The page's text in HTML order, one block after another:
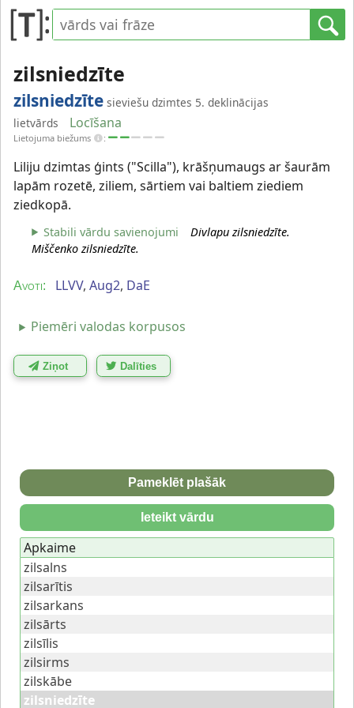
zilsniedzīte
zilsniedzīte sieviešu dzimtes 5. deklinācijas
lietvārds
Locīšana
Lietojuma biežums :
Liliju dzimtas ģints ("Scilla"), krāšņumaugs ar šaurām
lapām rozetē, ziliem, sārtiem vai baltiem ziediem
ziedkopā.
Stabili vārdu savienojumi
Divlapu zilsniedzīte.
Miščenko zilsniedzīte.
Avoti: LLVV, Aug2, DaE
Piemēri valodas korpusos
Ziņot Dalīties
Pameklēt plašāk
Ieteikt vārdu
Apkaime
zilsalns
zilsarītis
zilsarkans
zilsārts
zilsīlis
zilsirms
zilskābe
zilsniedzīte